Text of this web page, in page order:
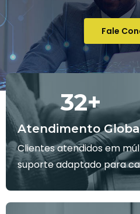
Fale
Atendimento
32+
Clientes atendidos em
suporte adaptado para